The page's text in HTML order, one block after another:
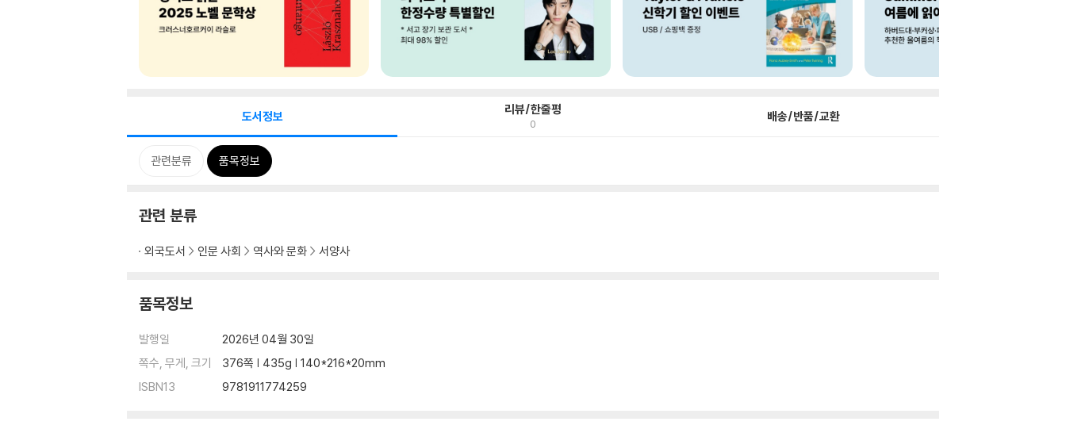
도서정보 리뷰/한줄평
0 배송/반품/교환
관련분류 품목정보
관련 분류
외국도서 인문 사회 역사와 문화 서양사
품목정보
발행일
2026년 04월 30일
쪽수, 무게, 크기
376쪽 | 435g | 140*216*20mm
ISBN13
9781911774259